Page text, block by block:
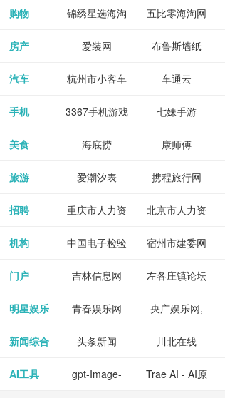
神器
全本完结txt小
说-书本网
小说网
统 网
购物 锦绣星选海淘 五比零海淘网
房产 爱装网 布鲁斯墙纸
汽车 杭州市小客车
总量调控管理
信息系统
车通云
手机 3367手机游戏 七妹手游
美食 海底捞 康师傅
旅游 爱潮汐表 携程旅行网
招聘 重庆市人力资
源和社会保障
局
北京市人力资
源和社会保障
机构 中国电子检验
检疫业务网
宿州市建委网
门户 吉林信息网 左各庄镇论坛
明星娱乐 青春娱乐网 央广娱乐网,
新闻综合 头条新闻 川北在线
AI工具 gpt-Image- Trae AI - AI原